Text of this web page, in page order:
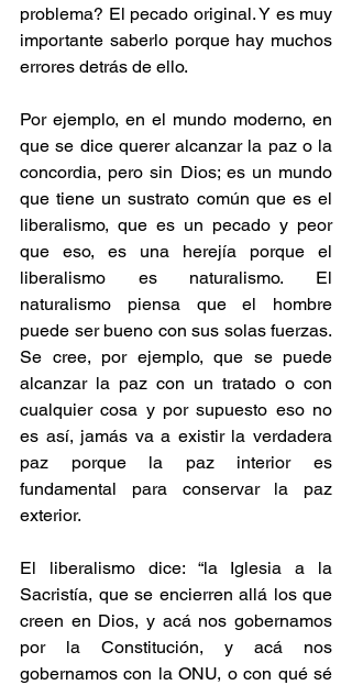
problema? El pecado original. Y es muy
importante saberlo porque hay muchos
errores detrás de ello.
Por ejemplo, en el mundo moderno, en
que se dice querer alcanzar la paz o la
concordia, pero sin Dios; es un mundo
que tiene un sustrato común que es el
liberalismo, que es un pecado y peor
que eso, es una herejía porque el
liberalismo es naturalismo. El
naturalismo piensa que el hombre
puede ser bueno con sus solas fuerzas.
Se cree, por ejemplo, que se puede
alcanzar la paz con un tratado o con
cualquier cosa y por supuesto eso no
es así, jamás va a existir la verdadera
paz porque la paz interior es
fundamental para conservar la paz
exterior.
El liberalismo dice: “la Iglesia a la
Sacristía, que se encierren allá los que
creen en Dios, y acá nos gobernamos
por la Constitución, y acá nos
gobernamos con la ONU, o con qué sé